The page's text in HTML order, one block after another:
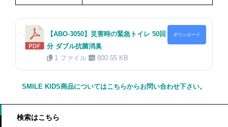
【ABO-3050】災害時の緊急トイレ 50回
分 ダブル抗菌消臭
1 ファイル
800.55 KB
ダウンロード
SMILE KIDS商品についてはこちらからお問い合わせ下さい。
検索はこちら